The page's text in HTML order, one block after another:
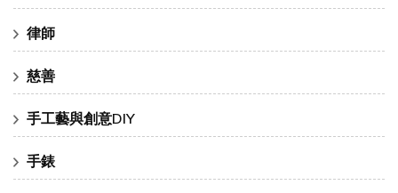
律師
慈善
手工藝與創意DIY
手錶